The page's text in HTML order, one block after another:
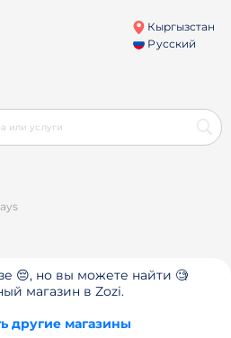
Кыргызстан
Русский
😔, но вы можете найти 🧐
магазин в Zozi.
другие магазины